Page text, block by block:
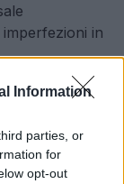
Information
parties, or
for
opt-out
in
l’aspetto